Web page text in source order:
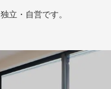
立・自営です。